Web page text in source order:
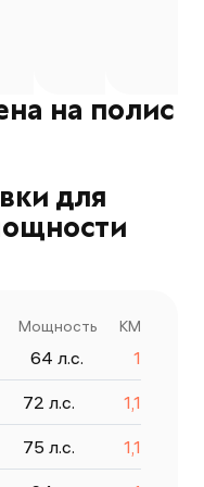
полис оформлен.
на полис
для
Мощность КМ
64 л.с. 1
72 л.с. 1,1
75 л.с. 1,1